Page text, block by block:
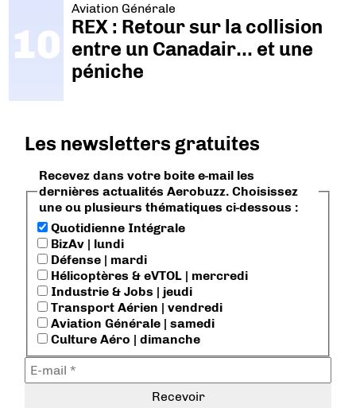
Aviation Générale
REX : Retour sur la collision
entre un Canadair… et une
péniche
Les newsletters gratuites
Recevez dans votre boite e-mail les
dernières actualités Aerobuzz. Choisissez
une ou plusieurs thématiques ci-dessous :
Quotidienne Intégrale
BizAv | lundi
Défense | mardi
Hélicoptères & eVTOL | mercredi
Industrie & Jobs | jeudi
Transport Aérien | vendredi
Aviation Générale | samedi
Culture Aéro | dimanche